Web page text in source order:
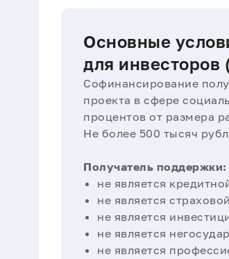
Основные
для инвесторов
Софинансирование
проекта в сфере
процентов от размера
Не более 500 тысяч
Получатель поддержки:
не является
не является
не является
не является
не является